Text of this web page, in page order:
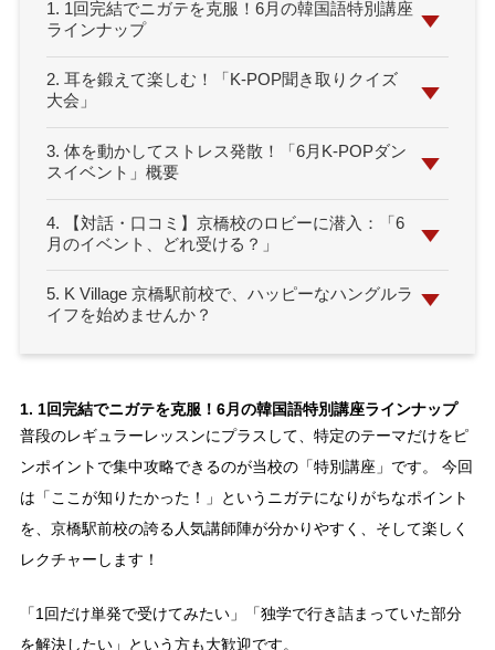
1. 1回完結でニガテを克服！6月の韓国語特別講座
ラインナップ
2. 耳を鍛えて楽しむ！「K-POP聞き取りクイズ
大会」
3. 体を動かしてストレス発散！「6月K-POPダン
スイベント」概要
4. 【対話・口コミ】京橋校のロビーに潜入：「6
月のイベント、どれ受ける？」
5. K Village 京橋駅前校で、ハッピーなハングルラ
イフを始めませんか？
1. 1回完結でニガテを克服！6月の韓国語特別講座ラインナップ
普段のレギュラーレッスンにプラスして、特定のテーマだけをピ
ンポイントで集中攻略できるのが当校の「特別講座」です。 今回
は「ここが知りたかった！」というニガテになりがちなポイント
を、京橋駅前校の誇る人気講師陣が分かりやすく、そして楽しく
レクチャーします！
「1回だけ単発で受けてみたい」「独学で行き詰まっていた部分
を解決したい」という方も大歓迎です。